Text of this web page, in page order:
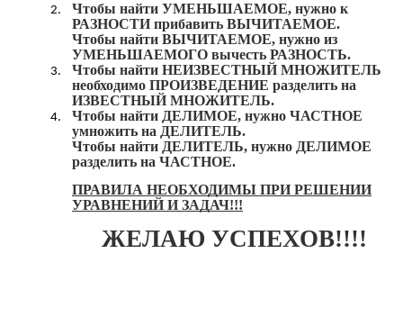
Чтобы найти УМЕНЬШАЕМОЕ, нужно к
РАЗНОСТИ прибавить ВЫЧИТАЕМОЕ.
Чтобы найти ВЫЧИТАЕМОЕ, нужно из
УМЕНЬШАЕМОГО вычесть РАЗНОСТЬ.
Чтобы найти НЕИЗВЕСТНЫЙ МНОЖИТЕЛЬ
необходимо ПРОИЗВЕДЕНИЕ разделить на
ИЗВЕСТНЫЙ МНОЖИТЕЛЬ.
Чтобы найти ДЕЛИМОЕ, нужно ЧАСТНОЕ
умножить на ДЕЛИТЕЛЬ.
Чтобы найти ДЕЛИТЕЛЬ, нужно ДЕЛИМОЕ
разделить на ЧАСТНОЕ.
ПРАВИЛА НЕОБХОДИМЫ ПРИ РЕШЕНИИ
УРАВНЕНИЙ И ЗАДАЧ!!!
ЖЕЛАЮ УСПЕХОВ!!!!